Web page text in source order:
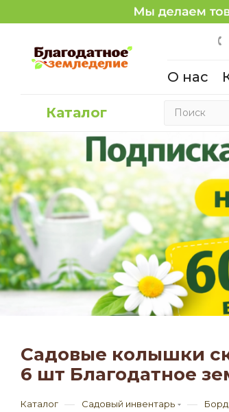
О нас
Каталог
Садовые колышки
6 шт Благодатное
Каталог — Садовый инвентарь —